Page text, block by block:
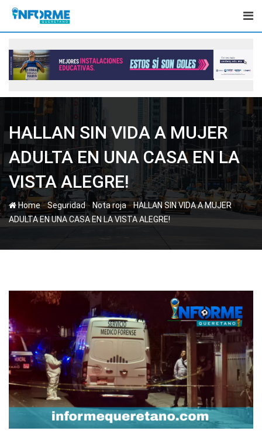
Skip
content
HALLAN SIN VIDA A MUJER
ADULTA EN UNA CASA EN LA
VISTA ALEGRE!
Home-Seguridad- Nota roja-HALLAN SIN VIDA A MUJER
ADULTA EN UNA CASA EN LA VISTA ALEGRE!